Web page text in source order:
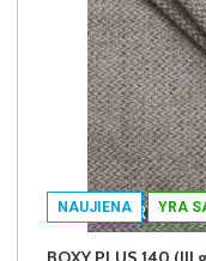
NAUJIENA YRA